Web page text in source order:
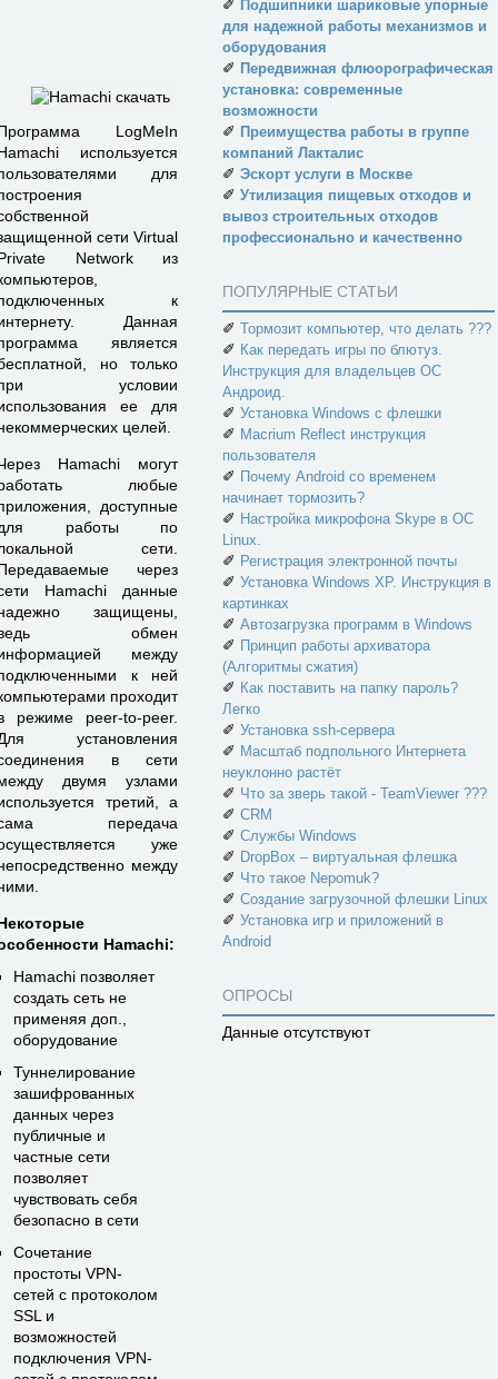
LogMeIn
используется
для
сети Virtual
Network из
к
Данная
является
но только
условии
ее для
целей.
Hamachi могут
любые
доступные
работы по
сети.
через
Hamachi данные
защищены,
обмен
между
к ней
проходит
режиме peer-to-peer.
установления
в сети
двумя узлами
третий, а
передача
уже
между
Hamachi:
Hamachi позволяет
создать сеть не
применяя доп.,
оборудование
Туннелирование
зашифрованных
данных через
публичные и
частные сети
позволяет
чувствовать себя
безопасно в сети
Сочетание
простоты VPN-
сетей с протоколом
SSL и
возможностей
подключения VPN-
✐ Подшипники шариковые упорные
для надежной работы механизмов и
оборудования
✐ Передвижная флюорографическая
установка: современные
возможности
✐ Преимущества работы в группе
компаний Лакталис
✐ Эскорт услуги в Москве
✐ Утилизация пищевых отходов и
вывоз строительных отходов
профессионально и качественно
ПОПУЛЯРНЫЕ СТАТЬИ
✐ Тормозит компьютер, что делать ???
✐ Как передать игры по блютуз.
Инструкция для владельцев ОС
Андроид.
✐ Установка Windows с флешки
✐ Macrium Reflect инструкция
пользователя
✐ Почему Android со временем
начинает тормозить?
✐ Настройка микрофона Skype в ОС
Linux.
✐ Регистрация электронной почты
✐ Установка Windows XP. Инструкция в
картинках
✐ Автозагрузка программ в Windows
✐ Принцип работы архиватора
(Алгоритмы сжатия)
✐ Как поставить на папку пароль?
Легко
✐ Установка ssh-сервера
✐ Масштаб подпольного Интернета
неуклонно растёт
✐ Что за зверь такой - TeamViewer ???
✐ CRM
✐ Службы Windows
✐ DropBox – виртуальная флешка
✐ Что такое Nepomuk?
✐ Создание загрузочной флешки Linux
✐ Установка игр и приложений в
Android
ОПРОСЫ
Данные отсутствуют